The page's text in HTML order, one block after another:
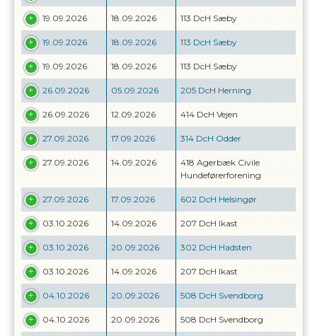
19.09.2026 18.09.2026 113 DcH Sæby
19.09.2026 18.09.2026 113 DcH Sæby
19.09.2026 18.09.2026 113 DcH Sæby
26.09.2026 05.09.2026 205 DcH Herning
26.09.2026 12.09.2026 414 DcH Vejen
27.09.2026 17.09.2026 314 DcH Odder
27.09.2026 14.09.2026
418 Agerbæk Civile
Hundeførerforening
27.09.2026 17.09.2026 602 DcH Helsingør
03.10.2026 14.09.2026 207 DcH Ikast
03.10.2026 20.09.2026 302 DcH Hadsten
03.10.2026 14.09.2026 207 DcH Ikast
04.10.2026 20.09.2026 508 DcH Svendborg
04.10.2026 20.09.2026 508 DcH Svendborg